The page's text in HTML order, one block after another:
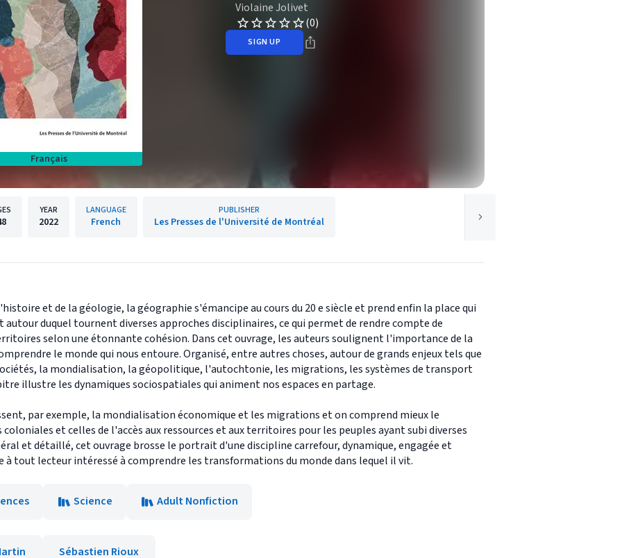
Français
Violaine Jolivet
(0)
SIGN UP
YEAR
2022
LANGUAGE
French
PUBLISHER
Les Presses de l'Université de Montréal
et de la géologie, la géographie s'émancipe au cours du 20 e siècle et prend enfin la place qui
duquel tournent diverses approches disciplinaires, ce qui permet de rendre compte de
selon une étonnante cohésion. Dans cet ouvrage, les auteurs soulignent l'importance de la
le monde qui nous entoure. Organisé, entre autres choses, autour de grands enjeux tels que
la mondialisation, la géopolitique, l'autochtonie, les migrations, les systèmes de transport
illustre les dynamiques sociospatiales qui animent nos espaces en partage.
par exemple, la mondialisation économique et les migrations et on comprend mieux le
et celles de l'accès aux ressources et aux territoires pour les peuples ayant subi diverses
et détaillé, cet ouvrage brosse le portrait d'une discipline carrefour, dynamique, engagée et
à tout lecteur intéressé à comprendre les transformations du monde dans lequel il vit.
Science Adult Nonfiction
Sébastien Rioux